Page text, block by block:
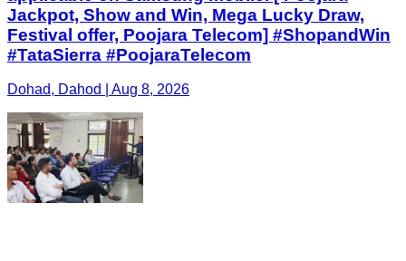
Jackpot, Show and Win, Mega Lucky Draw,
Festival offer, Poojara Telecom] #ShopandWin
#TataSierra #PoojaraTelecom
Dohad, Dahod | Aug 8, 2026